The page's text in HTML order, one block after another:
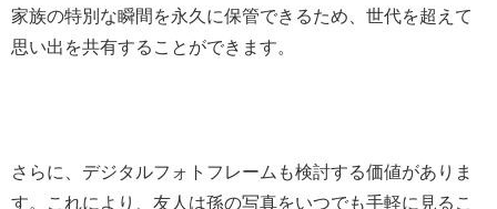
家族の特別な瞬間を永久に保管できるため、世代を超えて
思い出を共有することができます。
さらに、デジタルフォトフレームも検討する価値がありま
す。これにより、友人は孫の写真をいつでも手軽に見るこ